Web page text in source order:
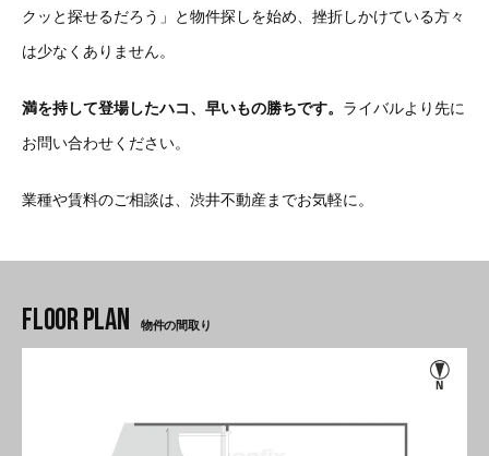
クッと探せるだろう」と物件探しを始め、挫折しかけている方々
は少なくありません。
満を持して登場したハコ、早いもの勝ちです。 ライバルより先に
お問い合わせください。
業種や賃料のご相談は、渋井不動産までお気軽に。
物件の間取り